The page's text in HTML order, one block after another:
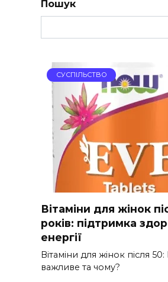
Пошук
СУСПІЛЬСТВО
Вітаміни для жінок
років: підтримка
енергії
Вітаміни для жінок після
важливе та чому?